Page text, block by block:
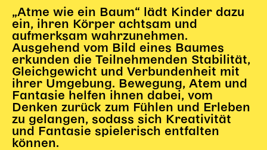
Schulabenteuernacht
Probenklasse
Theaterklasse
Vorstellungen für pädagogische Institutionen
Angebote für Pädagog*innen
PädagogikClub
Sommerfest
Open House
„Atme wie ein Baum“ lädt Kinder dazu
ein, ihren Körper achtsam und
aufmerksam wahrzunehmen.
Ausgehend vom Bild eines Baumes
erkunden die Teilnehmenden Stabilität,
Gleichgewicht und Verbundenheit mit
ihrer Umgebung. Bewegung, Atem und
Fantasie helfen ihnen dabei, vom
Denken zurück zum Fühlen und Erleben
zu gelangen, sodass sich Kreativität
und Fantasie spielerisch entfalten
können.